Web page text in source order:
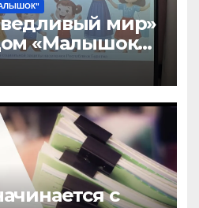
мир»
«Малышок»
новых
«УРАГШАА»
с